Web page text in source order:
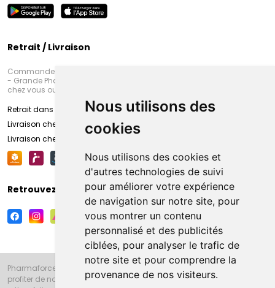
Nous utilisons des
cookies
Nous utilisons des cookies et
d'autres technologies de suivi
pour améliorer votre expérience
de navigation sur notre site, pour
vous montrer un contenu
personnalisé et des publicités
ciblées, pour analyser le trafic de
notre site et pour comprendre la
provenance de nos visiteurs.
Retrait / Livraison
Commandez en ligne et venez chercher votre commande à Amiens
- Grande Pharmacie d’Amiens (Fachon) ou recevez-là rapidement
chez vous ou en point retrait
Retrait dans la pharmacie d’Amiens
Livraison chez vous
Livraison chez votre commerçant
Retrouvez-nous sur vos réseaux sociaux
Pharmaforce.fr et la Grande Pharmacie d’Amiens vous souhaitent de
profiter de notre accueil, de nos conseils pharmaceutiques,